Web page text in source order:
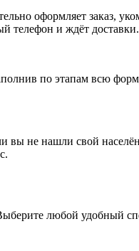
оформляет заказ,
телефон и ждёт доставки.
по этапам всю
вы не нашли свой
любой удобный